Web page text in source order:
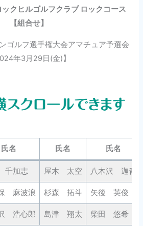
クヒルゴルフクラブ ロックコース
【組合せ】
ゴルフ選手権大会アマチュア予選会
年3月29日(金)】
氏名 氏名 氏名
千加志 屋木 太空 八木沢 迦音
麻波浪 杉森 拓斗 矢後 英俊
浩心郎 島津 翔太 柴田 悠希